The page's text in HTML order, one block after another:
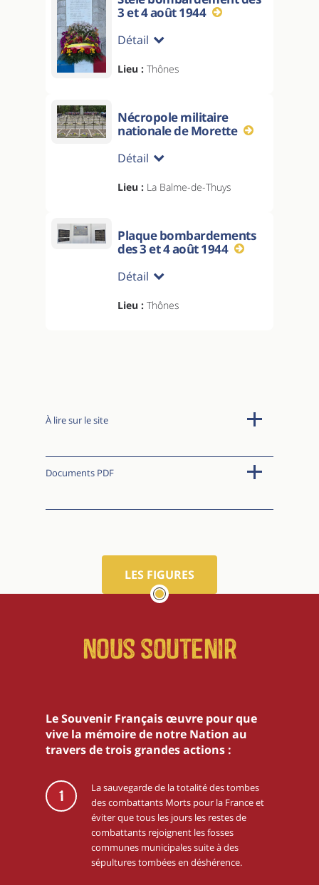
3 et 4 août 1944
Détail
Lieu : Thônes
Nécropole militaire
nationale de Morette
Détail
Lieu : La Balme-de-Thuys
Plaque bombardements
des 3 et 4 août 1944
Détail
Lieu : Thônes
À lire sur le site
Documents PDF
LES FIGURES
Nous soutenir
Le Souvenir Français œuvre pour que
vive la mémoire de notre Nation au
travers de trois grandes actions :
1
La sauvegarde de la totalité des tombes
des combattants Morts pour la France et
éviter que tous les jours les restes de
combattants rejoignent les fosses
communes municipales suite à des
sépultures tombées en déshérence.